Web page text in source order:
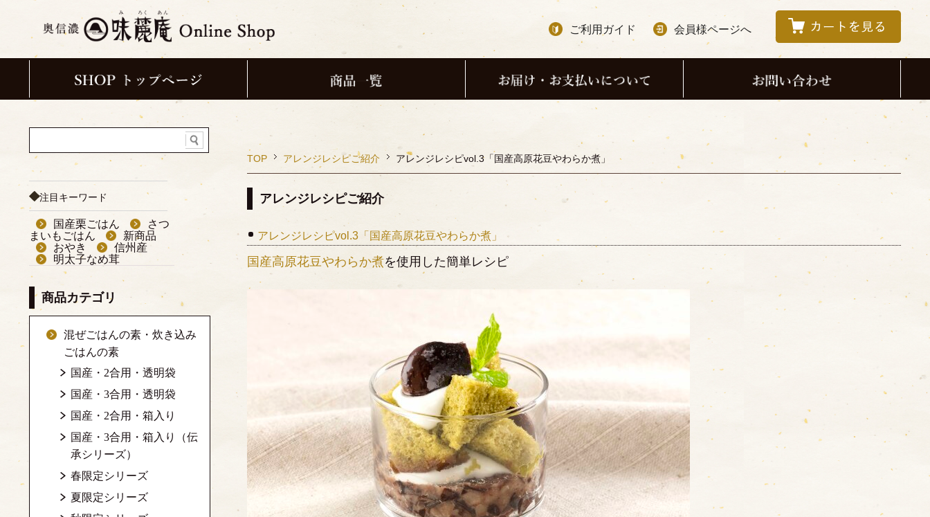
ご利用ガイド 会員様ページへ
TOP アレンジレシピご紹介 アレンジレシピvol.3「国産高原花豆やわらか煮」
アレンジレシピご紹介
アレンジレシピvol.3「国産高原花豆やわらか煮」
国産高原花豆やわらか煮を使用した簡単レシピ
注目キーワード
国産栗ごはん
さつ
まいもごはん
新商品
おやき
信州産
明太子なめ茸
商品カテゴリ
混ぜごはんの素・炊き込み
ごはんの素
国産・2合用・透明袋
国産・3合用・透明袋
国産・2合用・箱入り
国産・3合用・箱入り（伝
承シリーズ）
春限定シリーズ
夏限定シリーズ